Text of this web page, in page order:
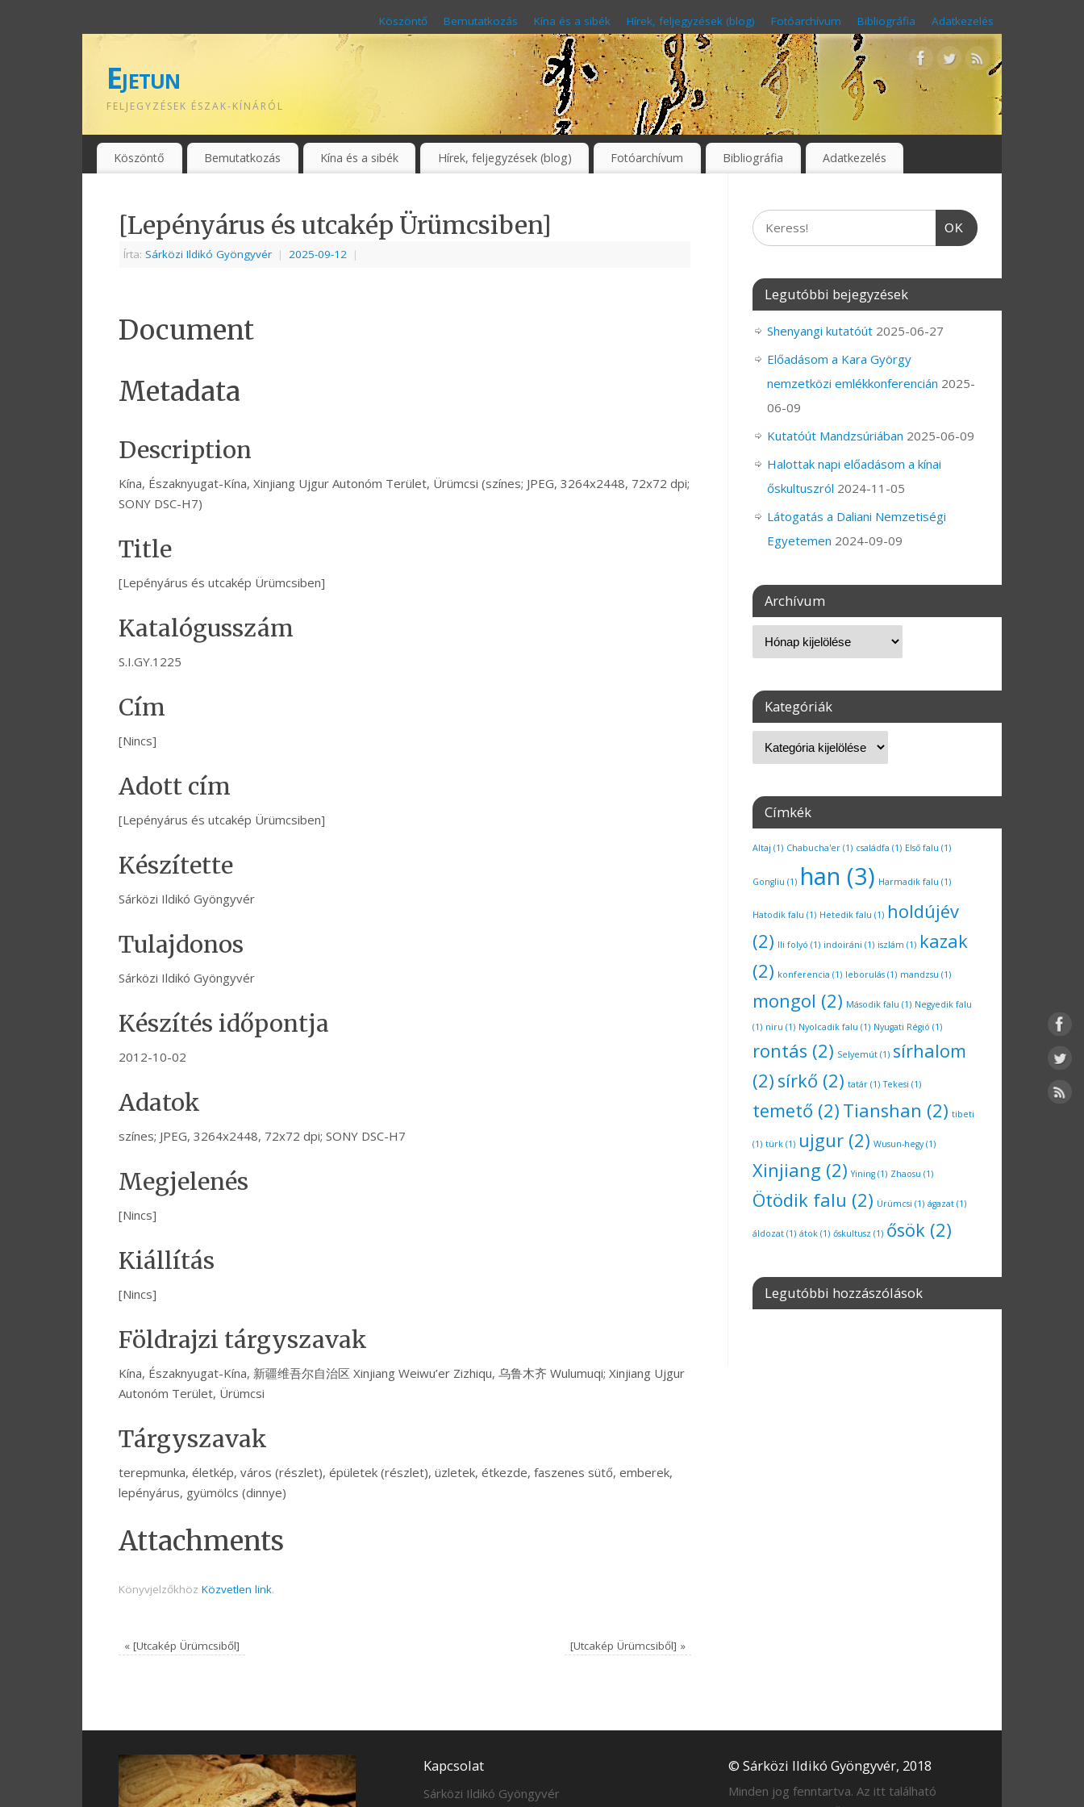
Köszöntő Bemutatkozás Kína és a sibék Hírek, feljegyzések (blog) Fotóarchívum Bibliográfia Adatkezelés
Ejetun
FELJEGYZÉSEK ÉSZAK-KÍNÁRÓL
Köszöntő Bemutatkozás Kína és a sibék Hírek, feljegyzések (blog) Fotóarchívum Bibliográfia Adatkezelés
[Lepényárus és utcakép Ürümcsiben]
Írta: Sárközi Ildikó Gyöngyvér | 2025-09-12 |
Document
Metadata
Description
Kína, Északnyugat-Kína, Xinjiang Ujgur Autonóm Terület, Ürümcsi (színes; JPEG, 3264x2448, 72x72 dpi;
SONY DSC-H7)
Title
[Lepényárus és utcakép Ürümcsiben]
Katalógusszám
S.I.GY.1225
Cím
[Nincs]
Adott cím
[Lepényárus és utcakép Ürümcsiben]
Készítette
Sárközi Ildikó Gyöngyvér
Tulajdonos
Sárközi Ildikó Gyöngyvér
Készítés időpontja
2012-10-02
Adatok
színes; JPEG, 3264x2448, 72x72 dpi; SONY DSC-H7
Megjelenés
[Nincs]
Kiállítás
[Nincs]
Földrajzi tárgyszavak
Kína, Északnyugat-Kína, 新疆维吾尔自治区 Xinjiang Weiwu’er Zizhiqu, 乌鲁木齐 Wulumuqi; Xinjiang Ujgur
Autonóm Terület, Ürümcsi
Tárgyszavak
terepmunka, életkép, város (részlet), épületek (részlet), üzletek, étkezde, faszenes sütő, emberek,
lepényárus, gyümölcs (dinnye)
Attachments
Könyvjelzőkhöz Közvetlen link.
« [Utcakép Ürümcsiből] [Utcakép Ürümcsiből] »
OK
Legutóbbi bejegyzések
Shenyangi kutatóút 2025-06-27
Előadásom a Kara György
nemzetközi emlékkonferencián 2025-
06-09
Kutatóút Mandzsúriában 2025-06-09
Halottak napi előadásom a kínai
őskultuszról 2024-11-05
Látogatás a Daliani Nemzetiségi
Egyetemen 2024-09-09
Archívum
Kategóriák
Címkék
Altaj (1) Chabucha'er (1) családfa (1) Első falu (1)
Gongliu (1) han (3) Harmadik falu (1)
Hatodik falu (1) Hetedik falu (1) holdújév
(2) Ili folyó (1) indoiráni (1) iszlám (1) kazak
(2) konferencia (1) leborulás (1) mandzsu (1)
mongol (2) Második falu (1) Negyedik falu
(1) niru (1) Nyolcadik falu (1) Nyugati Régió (1)
rontás (2) Selyemút (1) sírhalom
(2) sírkő (2) tatár (1) Tekesi (1)
temető (2) Tianshan (2) tibeti
(1) türk (1) ujgur (2) Wusun-hegy(1)
Xinjiang (2) Yining (1) Zhaosu (1)
Ötödik falu (2) Ürümcsi (1) ágazat (1)
áldozat (1) átok (1) őskultusz (1) ősök (2)
Legutóbbi hozzászólások
Kapcsolat
Sárközi Ildikó Gyöngyvér
© Sárközi Ildikó Gyöngyvér, 2018
Minden jog fenntartva. Az itt található